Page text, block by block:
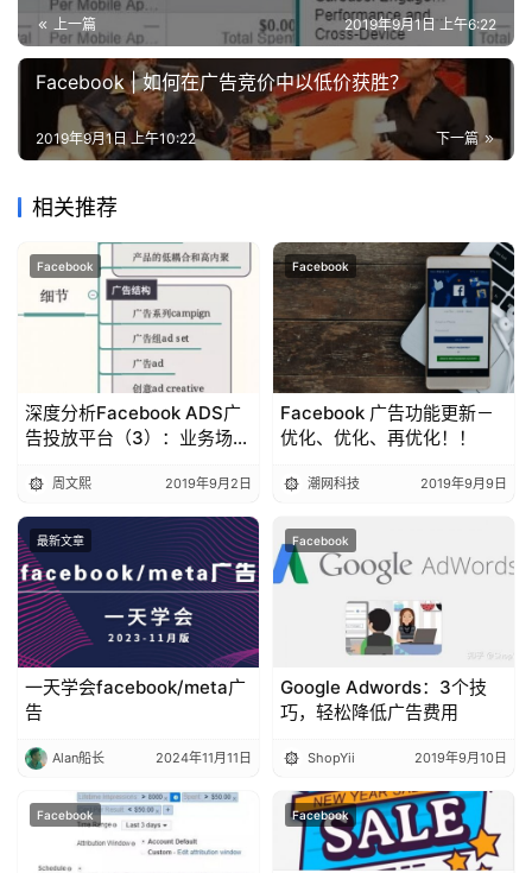
上一篇 2019年9月1日 上午6:22
Facebook | 如何在广告竞价中以低价获胜？
下一篇
2019年9月1日 上午10:22
相关推荐
Facebook
深度分析Facebook ADS广
告投放平台（3）：业务场
周文熙 2019年9月2日
Facebook
Facebook 广告功能更新－
优化、优化、再优化！！
潮网科技 2019年9月9日
最新文章
一天学会facebook/meta广
告
Alan船长 2024年11月11日
Facebook
Google Adwords：3个技
巧，轻松降低广告费用
ShopYii 2019年9月10日
Facebook Facebook